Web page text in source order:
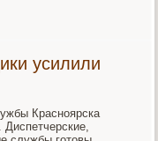
усилили
Красноярска